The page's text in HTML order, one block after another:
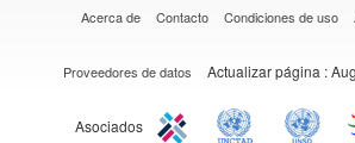
Acerca de Contacto Condiciones de uso
Proveedores de datos Actualizar página :
Asociados